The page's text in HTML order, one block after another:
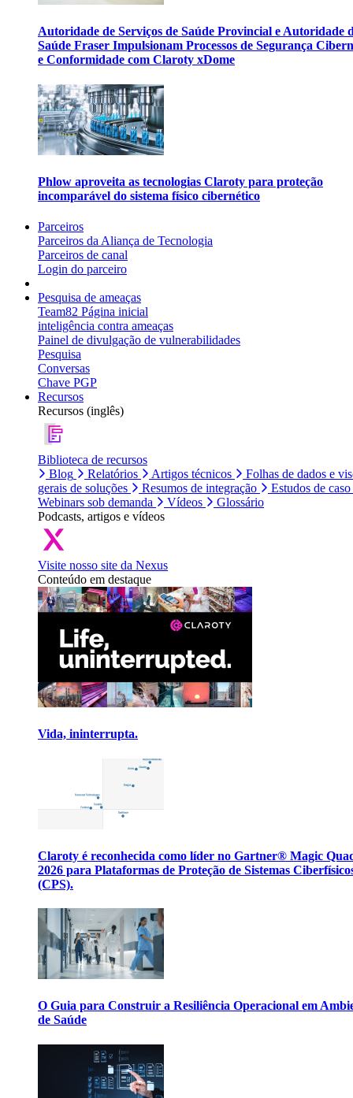
Autoridade de Serviços de Saúde Provincial e Autoridade
Saúde Fraser Impulsionam Processos de Segurança
e Conformidade com Claroty xDome
Phlow aproveita as tecnologias Claroty para proteção
incomparável do sistema físico cibernético
Parceiros
Parceiros da Aliança de Tecnologia
Parceiros de canal
Login do parceiro
Pesquisa de ameaças
Team82 Página inicial
inteligência contra ameaças
Painel de divulgação de vulnerabilidades
Pesquisa
Conversas
Chave PGP
Recursos
Recursos (inglês)
Biblioteca de recursos
Blog
Relatórios Artigos técnicos
Folhas de dados e
gerais de soluções
Resumos de integração
Estudos de caso
Webinars sob demanda
Vídeos
Glossário
Podcasts, artigos e vídeos
Visite nosso site da Nexus
Conteúdo em destaque
Vida, ininterrupta.
Claroty é reconhecida como líder no Gartner® Magic
2026 para Plataformas de Proteção de Sistemas
(CPS).
O Guia para Construir a Resiliência Operacional em
de Saúde